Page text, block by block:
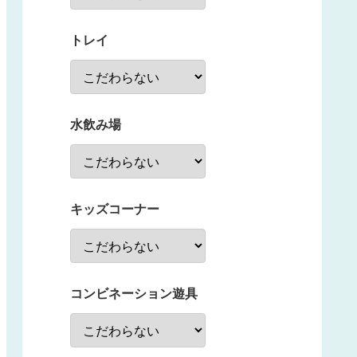
トレイ
水飲み場
キッズコーナー
コンビネーション遊具